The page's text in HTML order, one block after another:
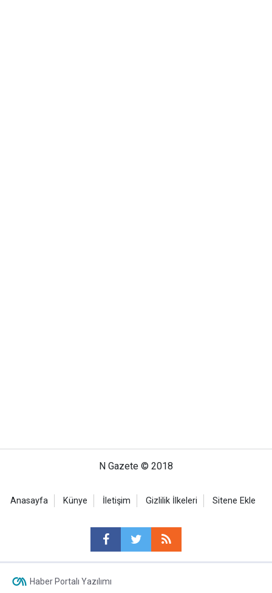
N Gazete © 2018
Anasayfa Künye İletişim Gizlilik İlkeleri Sitene Ekle
Haber Portalı Yazılımı